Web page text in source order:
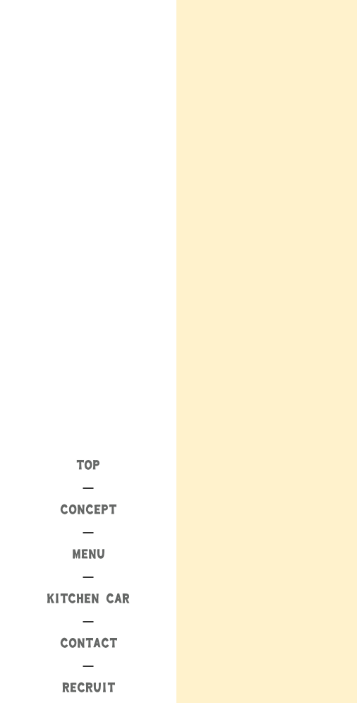
TOP
CONCEPT
MENU
KITCHEN CAR
CONTACT
RECRUIT